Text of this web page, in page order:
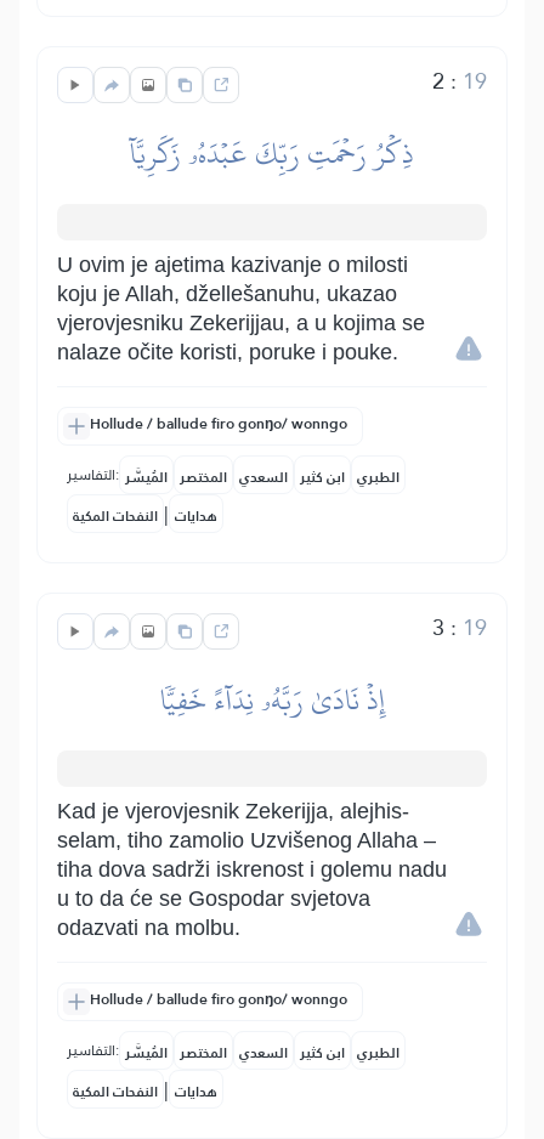
2 : 19
ذِكۡرُ رَحۡمَتِ رَبِّكَ عَبۡدَهُۥ زَكَرِيَّآ
U ovim je ajetima kazivanje o milosti
koju je Allah, džellešanuhu, ukazao
vjerovjesniku Zekerijjau, a u kojima se
nalaze očite koristi, poruke i pouke.
Hollude / ballude firo gonŋo/ wonngo
التفاسير: المُيسَّر المختصر السعدي ابن كثير الطبري
النفحات المكية | هدايات
3 : 19
إِذۡ نَادَىٰ رَبَّهُۥ نِدَآءً خَفِيّٗا
Kad je vjerovjesnik Zekerijja, alejhis-
selam, tiho zamolio Uzvišenog Allaha –
tiha dova sadrži iskrenost i golemu nadu
u to da će se Gospodar svjetova
odazvati na molbu.
Hollude / ballude firo gonŋo/ wonngo
التفاسير: المُيسَّر المختصر السعدي ابن كثير الطبري
النفحات المكية | هدايات